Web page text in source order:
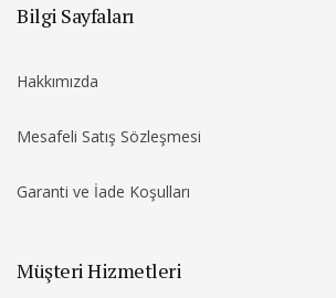
Bilgi Sayfaları
Hakkımızda
Mesafeli Satış Sözleşmesi
Garanti ve İade Koşulları
Müşteri Hizmetleri